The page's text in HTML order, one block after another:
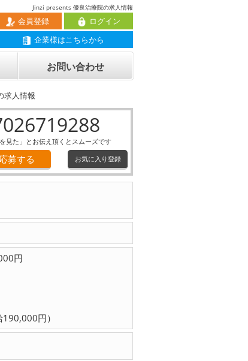
Jinzi presents 優良治療院の求人情報
ログイン
会員登録
企業様はこちらから
お問い合わせ
求人情報
見た」とお伝え頂くとスムーズです
募する お気に入り登録
円
円）